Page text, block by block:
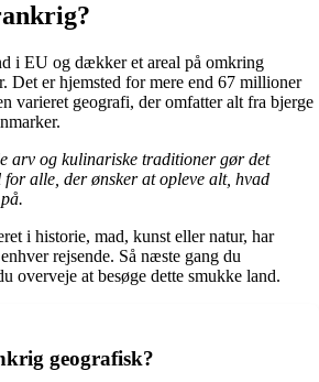
i EU og dækker et areal på omkring
Det er hjemsted for mere end 67 millioner
varieret geografi, der omfatter alt fra bjerge
arv og kulinariske traditioner gør det
alle, der ønsker at opleve alt, hvad
i historie, mad, kunst eller natur, har
rejsende. Så næste gang du
overveje at besøge dette smukke land.
geografisk?